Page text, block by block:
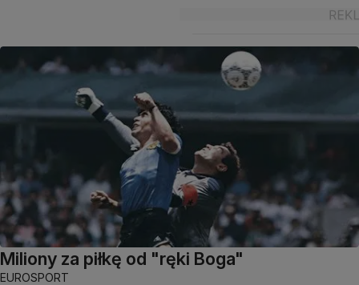
Miliony za piłkę od "ręki Boga"
EUROSPORT